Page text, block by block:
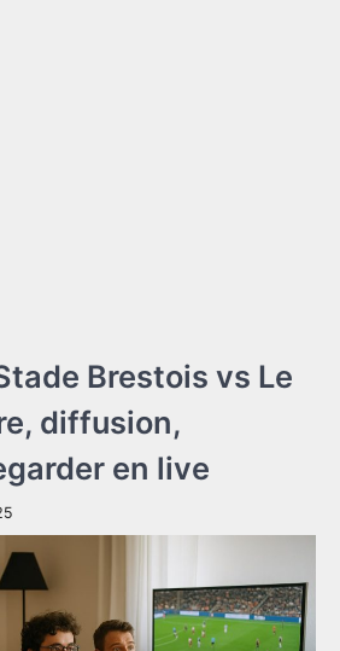
Brestois vs Le
diffusion,
en live